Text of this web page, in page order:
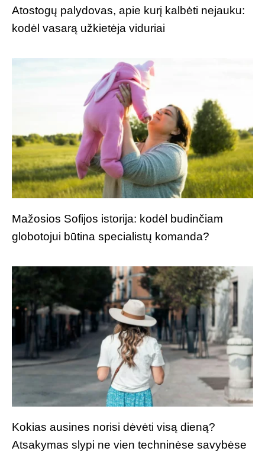
Atostogų palydovas, apie kurį kalbėti nejauku:
kodėl vasarą užkietėja viduriai
Mažosios Sofijos istorija: kodėl budinčiam
globotojui būtina specialistų komanda?
Kokias ausines norisi dėvėti visą dieną?
Atsakymas slypi ne vien techninėse savybėse